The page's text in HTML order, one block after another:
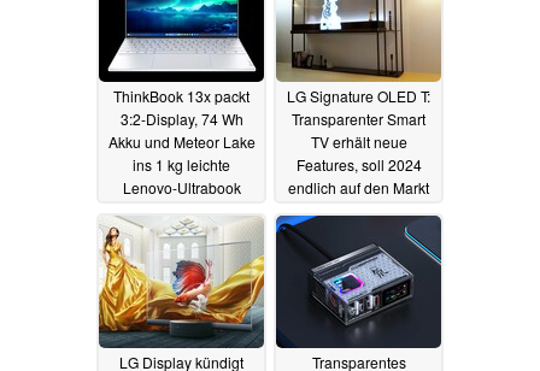
ThinkBook 13x packt
3:2-Display, 74 Wh
Akku und Meteor Lake
ins 1 kg leichte
Lenovo-Ultrabook
09.01.2024
LG Signature OLED T:
Transparenter Smart
TV erhält neue
Features, soll 2024
endlich auf den Markt
kommen08.01.2024
LG Display kündigt
Transparentes